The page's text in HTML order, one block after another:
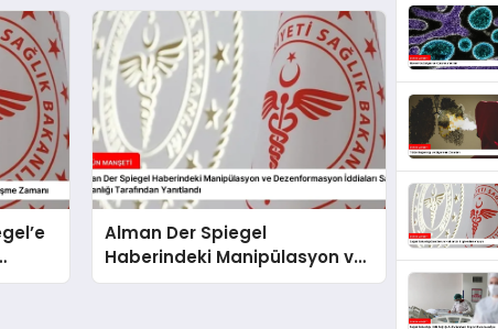
Alman Der Spiegel
Haberindeki Manipülasyon ve
Dezenformasyon İddiaları